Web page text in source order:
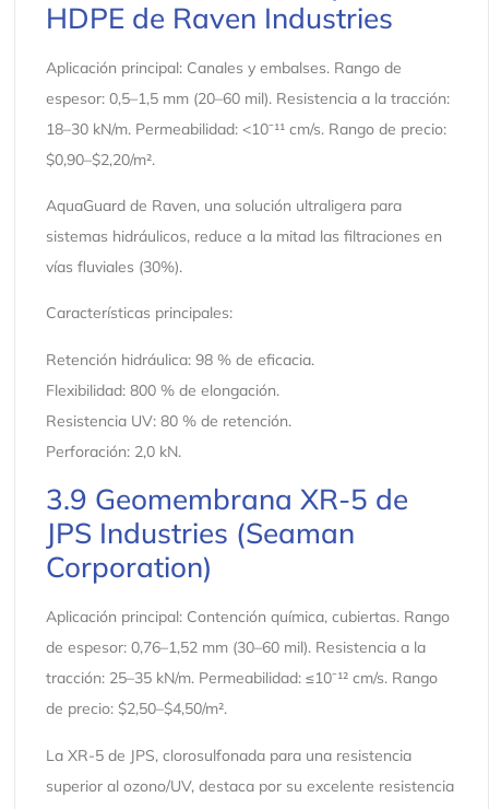
HDPE de Raven Industries
Aplicación principal: Canales y embalses. Rango de
espesor: 0,5–1,5 mm (20–60 mil). Resistencia a la tracción:
18–30 kN/m. Permeabilidad: <10⁻¹¹ cm/s. Rango de precio:
$0,90–$2,20/m².
AquaGuard de Raven, una solución ultraligera para
sistemas hidráulicos, reduce a la mitad las filtraciones en
vías fluviales (30%).
Características principales:
Retención hidráulica: 98 % de eficacia.
Flexibilidad: 800 % de elongación.
Resistencia UV: 80 % de retención.
Perforación: 2,0 kN.
3.9 Geomembrana XR-5 de
JPS Industries (Seaman
Corporation)
Aplicación principal: Contención química, cubiertas. Rango
de espesor: 0,76–1,52 mm (30–60 mil). Resistencia a la
tracción: 25–35 kN/m. Permeabilidad: ≤10⁻¹² cm/s. Rango
de precio: $2,50–$4,50/m².
La XR-5 de JPS, clorosulfonada para una resistencia
superior al ozono/UV, destaca por su excelente resistencia